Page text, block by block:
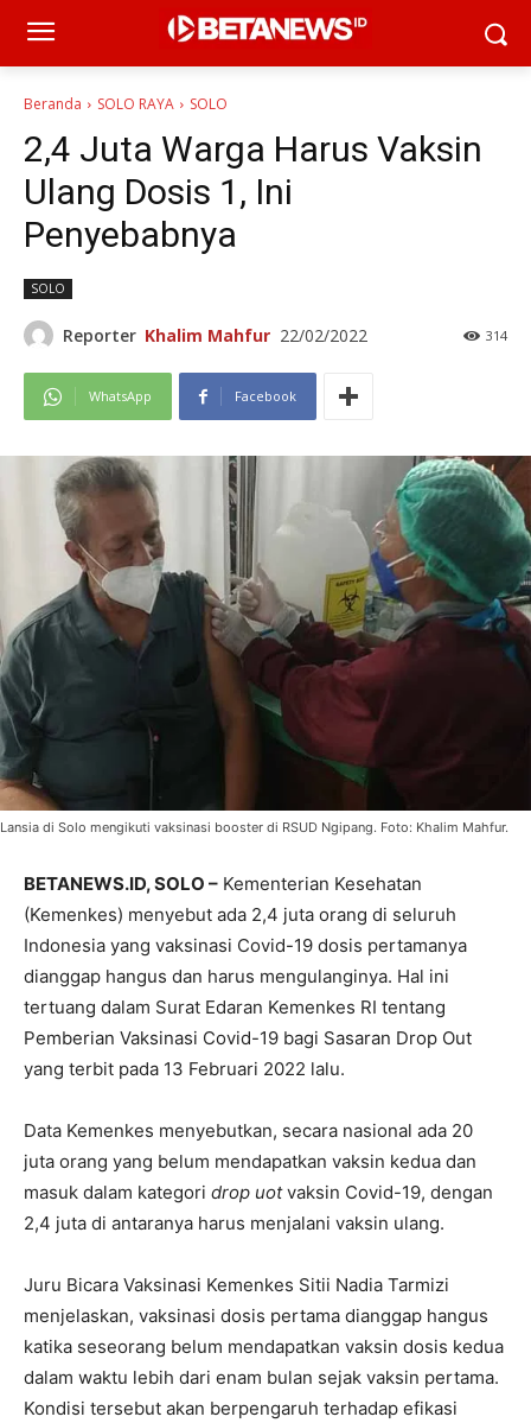
Beranda SOLO RAYA SOLO
2,4 Juta Warga Harus Vaksin
Ulang Dosis 1, Ini
Penyebabnya
SOLO
Reporter Khalim Mahfur 22/02/2022 314
WhatsApp Facebook
Lansia di Solo mengikuti vaksinasi booster di RSUD Ngipang. Foto: Khalim Mahfur.
BETANEWS.ID, SOLO – Kementerian Kesehatan
(Kemenkes) menyebut ada 2,4 juta orang di seluruh
Indonesia yang vaksinasi Covid-19 dosis pertamanya
dianggap hangus dan harus mengulanginya. Hal ini
tertuang dalam Surat Edaran Kemenkes RI tentang
Pemberian Vaksinasi Covid-19 bagi Sasaran Drop Out
yang terbit pada 13 Februari 2022 lalu.
Data Kemenkes menyebutkan, secara nasional ada 20
juta orang yang belum mendapatkan vaksin kedua dan
masuk dalam kategori drop uotvaksin Covid-19, dengan
2,4 juta di antaranya harus menjalani vaksin ulang.
Juru Bicara Vaksinasi Kemenkes Sitii Nadia Tarmizi
menjelaskan, vaksinasi dosis pertama dianggap hangus
katika seseorang belum mendapatkan vaksin dosis kedua
dalam waktu lebih dari enam bulan sejak vaksin pertama.
Kondisi tersebut akan berpengaruh terhadap efikasi